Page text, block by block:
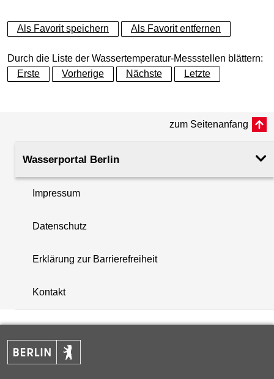
+
−
+
−
Als Favorit speichern Als Favorit entfernen
Durch die Liste der Wassertemperatur-Messstellen blättern:
Erste
Vorherige Nächste Letzte
zum Seitenanfang
Wasserportal Berlin
Impressum
Datenschutz
Erklärung zur Barrierefreiheit
Kontakt